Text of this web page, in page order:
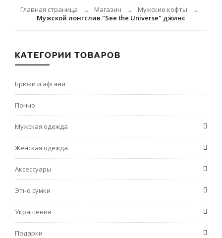
Главная страница → Магазин → Мужские кофты →
Мужской лонгслив "See the Universe" джинс
КАТЕГОРИИ ТОВАРОВ
Брюки и афгани
Пончо
Мужская одежда
Женская одежда
Аксессуары
Этно сумки
Украшения
Подарки